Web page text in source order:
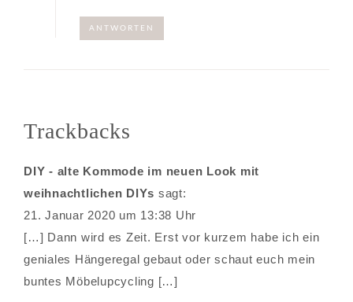
ANTWORTEN
Trackbacks
DIY - alte Kommode im neuen Look mit
weihnachtlichen DIYs sagt:
21. Januar 2020 um 13:38 Uhr
[…] Dann wird es Zeit. Erst vor kurzem habe ich ein
geniales Hängeregal gebaut oder schaut euch mein
buntes Möbelupcycling […]